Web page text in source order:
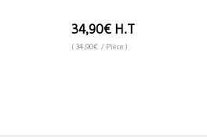
34,90€ H.T
(34,90€ / Pièce)